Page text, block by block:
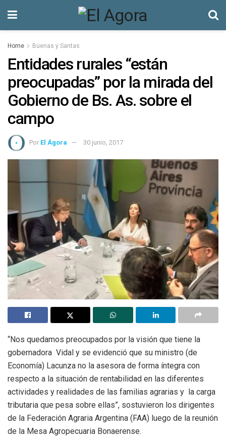
Home Buenas y Santas
Entidades rurales “están
preocupadas” por la mirada del
Gobierno de Bs. As. sobre el
campo
Por El Ágora 30 junio, 2017
“Nos quedamos preocupados por la visión que tiene la
gobernadora Vidal y se evidenció que su ministro (de
Economía) Lacunza no la asesora de forma íntegra con
respecto a la situación de rentabilidad en las diferentes
actividades y realidades de las familias agrarias y la carga
tributaria que pesa sobre ellas”, sostuvieron los dirigentes
de la Federación Agraria Argentina (FAA) luego de la reunión
de la Mesa Agropecuaria Bonaerense.